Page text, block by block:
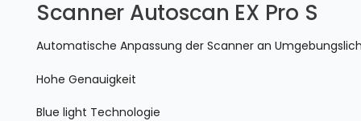
Scanner Autoscan EX Pro S
Automatische Anpassung der Scanner an
Hohe Genauigkeit
Blue light Technologie